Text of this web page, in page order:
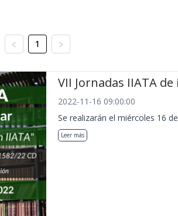
1
VII Jornadas IIATA
2022-11-16 09:00:00
Se realizarán el miércoles 16
Leer más